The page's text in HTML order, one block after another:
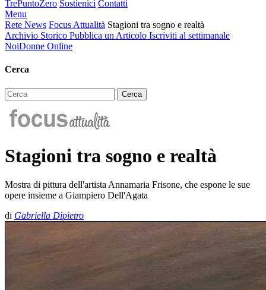
TrePuntoZero Sostienici Contatti
Menu
Rete News Focus Attualità Stagioni tra sogno e realtà
Archivio Storico Pubblica un Articolo Iscriviti al settimanale
NoiDonne Online
Cerca
Stagioni tra sogno e realtà
Mostra di pittura dell'artista Annamaria Frisone, che espone le sue
opere insieme a Giampiero Dell'Agata
di Gabriella Dipietro